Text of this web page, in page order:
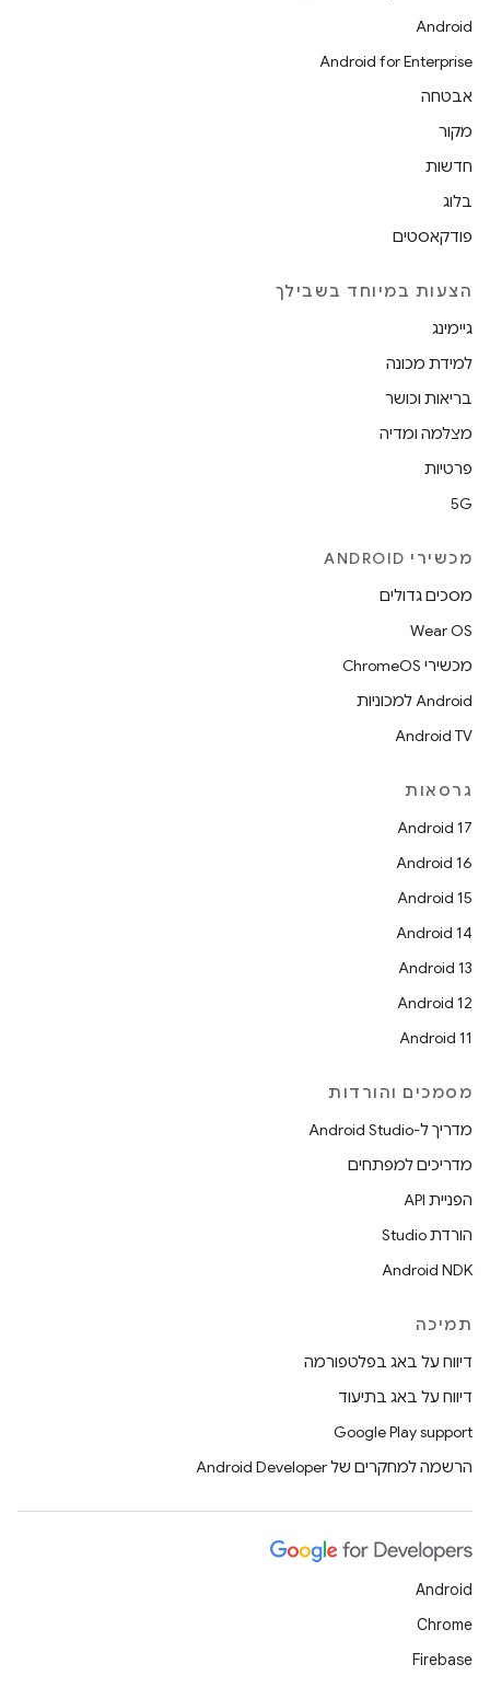
Android
Android for Enterprise
אבטחה
מקור
חדשות
בלוג
פודקאסטים
הצעות במיוחד בשבילך
גיימינג
למידת מכונה
בריאות וכושר
מצלמה ומדיה
פרטיות
5G
מכשירי ANDROID
מסכים גדולים
Wear OS
מכשירי ChromeOS
Android למכוניות
Android TV
גרסאות
Android 17
Android 16
Android 15
Android 14
Android 13
Android 12
Android 11
מסמכים והורדות
מדריך ל-Android Studio
מדריכים למפתחים
הפניית API
הורדת Studio
Android NDK
תמיכה
דיווח על באג בפלטפורמה
דיווח על באג בתיעוד
Google Play support
הרשמה למחקרים של Android Developer
Android
Chrome
Firebase